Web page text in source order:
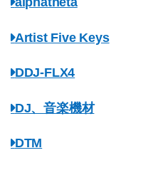
Artist Five Keys
DDJ-FLX4
DJ、音楽機材
DTM